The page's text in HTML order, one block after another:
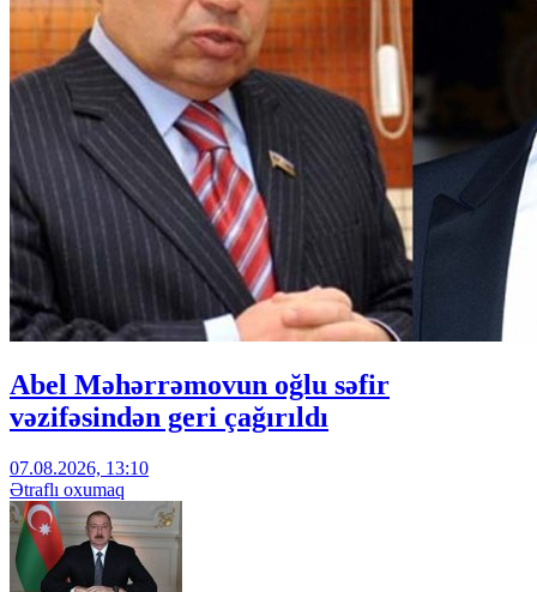
Abel Məhərrəmovun oğlu səfir
vəzifəsindən geri çağırıldı
07.08.2026, 13:10
Ətraflı oxumaq